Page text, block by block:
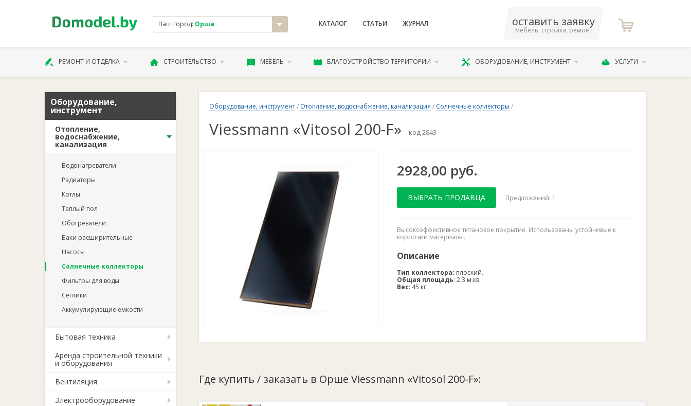
Ваш город: Орша КАТАЛОГ СТАТЬИ ЖУРНАЛ оставить заявку
мебель, стройка, ремонт
РЕМОНТ И ОТДЕЛКА СТРОИТЕЛЬСТВО МЕБЕЛЬ БЛАГОУСТРОЙСТВО ТЕРРИТОРИИ ОБОРУДОВАНИЕ, ИНСТРУМЕНТ УСЛУГИ
Оборудование,
инструмент
Отопление,
водоснабжение,
канализация
Водонагреватели
Радиаторы
Котлы
Теплый пол
Обогреватели
Баки расширительные
Насосы
Солнечные коллекторы
Фильтры для воды
Септики
Аккумулирующие емкости
Бытовая техника
Аренда строительной техники
и оборудования
Вентиляция
Электрооборудование
Оборудование, инструмент/ Отопление, водоснабжение, канализация / Солнечные коллекторы /
Viessmann «Vitosol 200-F» код 2843
2928,00 руб.
ВЫБРАТЬ ПРОДАВЦА Предложений: 1
Высокоэффективное титановое покрытие. Использованы устойчивые к
коррозии материалы.
Описание
Тип коллектора: плоский.
Общая площадь: 2.3 м.кв.
Вес: 45 кг.
Где купить / заказать в Орше Viessmann «Vitosol 200-F»: